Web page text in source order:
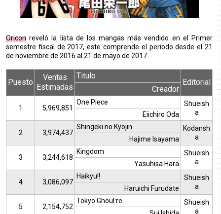
Oricon reveló la lista de los mangas más vendido en el Primer
semestre fiscal de 2017, este comprende el periodo desde el 21
de noviembre de 2016 al 21 de mayo de 2017
Puesto
Ventas
Estimadas
Titulo
Editorial
Creador
1 5,969,851
One Piece
Shueish
a
Eiichiro Oda
2 3,974,437
Shingeki no Kyojin
Kodansh
a
Hajime Isayama
3 3,244,618
Kingdom
Shueish
a
Yasuhisa Hara
4 3,086,097
Haikyu!!
Shueish
a
Haruichi Furudate
5 2,154,752
Tokyo Ghoul:re
Shueish
a